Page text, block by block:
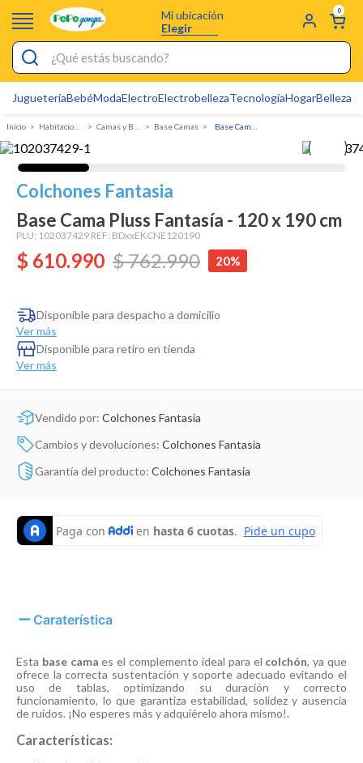
Mi ubicación
Elegir
0
¿Qué estás buscando?
JugueteriaBebéModaElectroElectrobellezaTecnologíaHogarBelleza
Habitacion y Colchones Camas y Base Camas Base Camas
Colchones Fantasia
Base Cama Pluss Fantasía - 120 x 190 cm
PLU: 102037429 REF: BDxxEKCNE120190
$ 610.990 $762.990 20%
Disponible para despacho a domicilio
Ver más
Disponible para retiro en tienda
Ver más
Vendido por: Colchones Fantasia
Cambios y devoluciones: Colchones Fantasia
Garantía del producto: Colchones Fantasia
Caraterística
Esta base cama es el complemento ideal para el colchón, ya que
ofrece la correcta sustentación y soporte adecuado evitando el
uso de tablas, optimizando su duración y correcto
funcionamiento, lo que garantiza estabilidad, solidez y ausencia
de ruidos. ¡No esperes más y adquiérelo ahora mismo!.
Características:
Pijamas
Electro
Figuras Toy Story
Carters
Silla Mecedora Bebé
Cuna Colecho
Cartas Pokemon
Dinosaurio Juguete